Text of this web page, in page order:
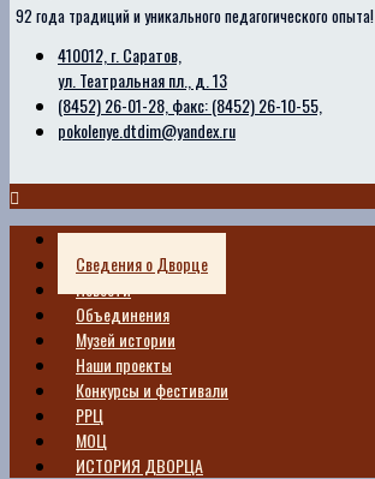
92 года традиций и уникального педагогического опыта!
410012, г. Саратов,
ул. Театральная пл., д. 13
(8452) 26-01-28, факс: (8452) 26-10-55,
pokolenye.dtdim@yandex.ru
Главная
Сведения о Дворце
Новости
Объединения
Музей истории
Наши проекты
Конкурсы и фестивали
РРЦ
МОЦ
ИСТОРИЯ ДВОРЦА